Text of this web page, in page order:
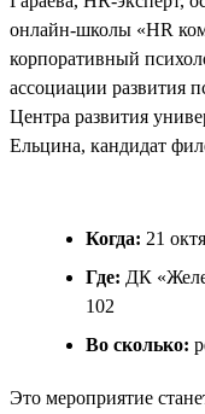
онлайн-школы «HR
корпоративный
ассоциации развития
Центра развития
Ельцина, кандидат
Когда: 21
Где: ДК
102
Во сколько:
Это мероприятие